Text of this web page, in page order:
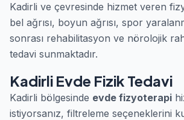
Kadirli ve çevresinde hizmet veren
bel ağrısı, boyun ağrısı, spor
sonrası rehabilitasyon ve nörolojik
tedavi sunmaktadır.
Kadirli Evde Fizik Tedavi
Kadirli bölgesinde evde fizyoterapi
istiyorsanız, filtreleme seçeneklerini